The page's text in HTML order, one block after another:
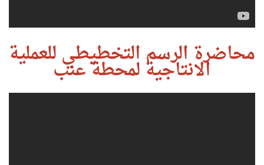
محاضرة الرسم التخطيطي للعملية
الانتاجية لمحطة عنب